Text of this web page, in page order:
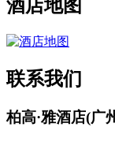
酒店地图
联系我们
柏高·雅酒店(广